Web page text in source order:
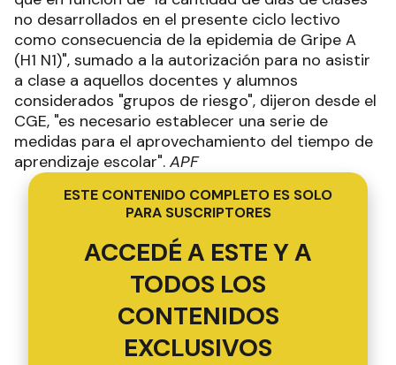
no desarrollados en el presente ciclo lectivo
como consecuencia de la epidemia de Gripe A
(H1 N1)", sumado a la autorización para no asistir
a clase a aquellos docentes y alumnos
considerados "grupos de riesgo", dijeron desde el
CGE, "es necesario establecer una serie de
medidas para el aprovechamiento del tiempo de
aprendizaje escolar". APF
ESTE CONTENIDO COMPLETO ES SOLO
PARA SUSCRIPTORES
ACCEDÉ A ESTE Y A
TODOS LOS
CONTENIDOS
EXCLUSIVOS